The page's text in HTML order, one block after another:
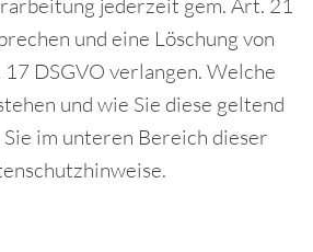
jederzeit gem. Art. 21
und eine Löschung von
DSGVO verlangen. Welche
und wie Sie diese geltend
Sie im unteren Bereich dieser